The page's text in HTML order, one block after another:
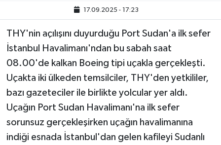
17.09.2025 - 17:23
THY'nin açılışını duyurduğu Port Sudan'a ilk sefer
İstanbul Havalimanı'ndan bu sabah saat
08.00'de kalkan Boeing tipi uçakla gerçekleşti.
Uçakta iki ülkeden temsilciler, THY'den yetkililer,
bazı gazeteciler ile birlikte yolcular yer aldı.
Uçağın Port Sudan Havalimanı'na ilk sefer
sorunsuz gerçekleşirken uçağın havalimanına
indiği esnada İstanbul'dan gelen kafileyi Sudanlı